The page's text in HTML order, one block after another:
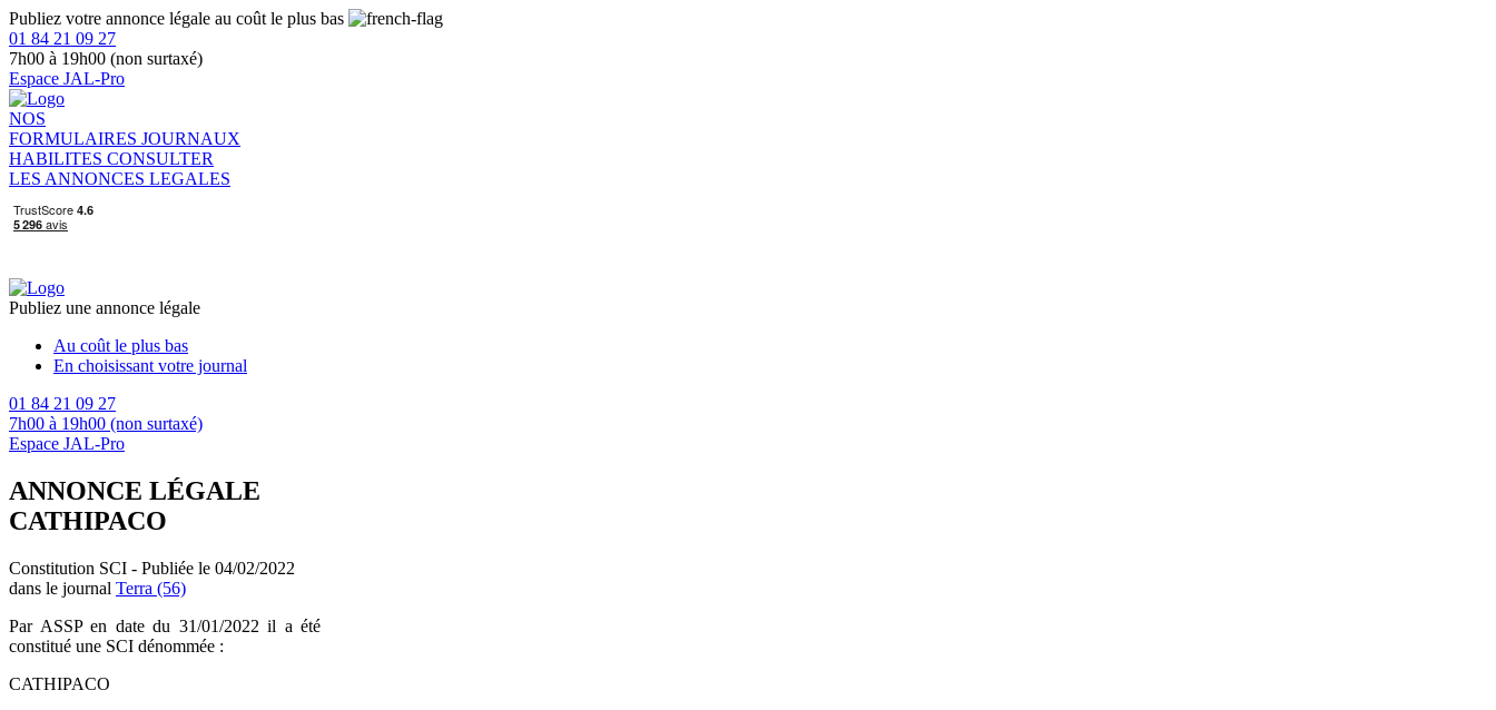
Publiez votre annonce légale au coût le plus bas
01 84 21 09 27
7h00 à 19h00 (non surtaxé)
Espace JAL-Pro
NOS
FORMULAIRES JOURNAUX
HABILITES CONSULTER
LES ANNONCES LEGALES
Publiez une annonce légale
Au coût le plus bas
En choisissant votre journal
01 84 21 09 27
7h00 à 19h00 (non surtaxé)
Espace JAL-Pro
ANNONCE LÉGALE
CATHIPACO
Constitution SCI - Publiée le 04/02/2022
dans le journal Terra (56)
Par ASSP en date du 31/01/2022 il a été
constitué une SCI dénommée :
CATHIPACO